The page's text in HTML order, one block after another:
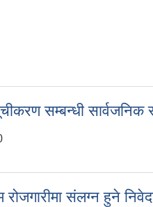
सम्बन्धी
संलग्‍न हुने